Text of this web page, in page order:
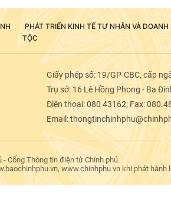
PHÁT TRIỂN KINH TẾ TƯ NHÂN VÀ DOANH
TỘC
Giấy phép số: 19/GP-CBC, cấp
Trụ sở: 16 Lê Hồng Phong - Ba
Điện thoại: 080 43162; Fax:
Email:
Cổng Thông tin điện tử Chính phủ.
www.chinhphu.vn khi phát hành